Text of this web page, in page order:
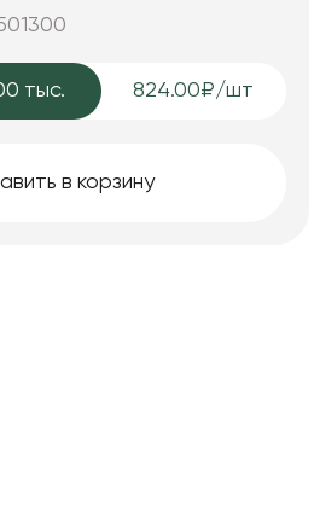
тыс. 824.00₽/шт
в корзину